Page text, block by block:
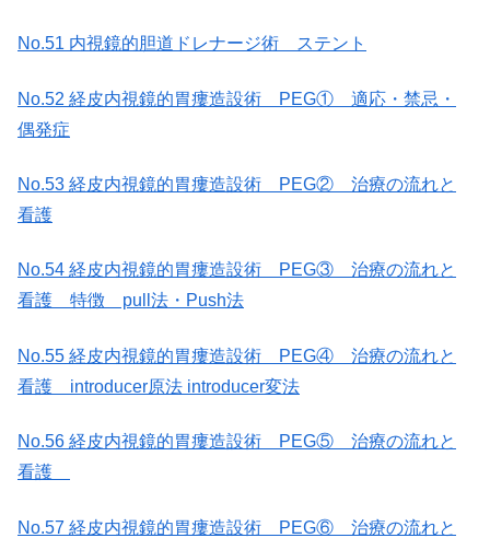
No.51 内視鏡的胆道ドレナージ術 ステント
No.52 経皮内視鏡的胃瘻造設術 PEG① 適応・禁忌・
偶発症
No.53 経皮内視鏡的胃瘻造設術 PEG② 治療の流れと
看護
No.54 経皮内視鏡的胃瘻造設術 PEG③ 治療の流れと
看護 特徴 pull法・Push法
No.55 経皮内視鏡的胃瘻造設術 PEG④ 治療の流れと
看護 introducer原法 introducer変法
No.56 経皮内視鏡的胃瘻造設術 PEG⑤ 治療の流れと
看護
No.57 経皮内視鏡的胃瘻造設術 PEG⑥ 治療の流れと